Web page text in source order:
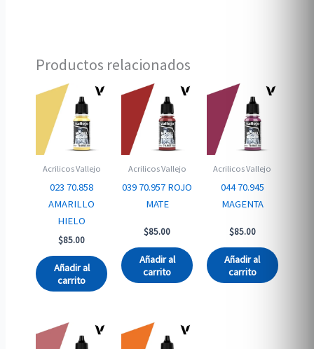
Productos relacionados
Acrilicos Vallejo
023 70.858
AMARILLO
HIELO
$85.00
Añadir al
carrito
Acrilicos Vallejo
039 70.957 ROJO
MATE
$85.00
Añadir al
carrito
Acrilicos Vallejo
044 70.945
MAGENTA
$85.00
Añadir al
carrito